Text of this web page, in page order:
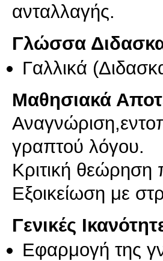
ανταλλαγής.
Γλώσσα
Γαλλικά
Μαθησιακά
γραπτού λόγου.
Κριτική
Εξοικείωση με
Γενικές
Εφαρμογή της